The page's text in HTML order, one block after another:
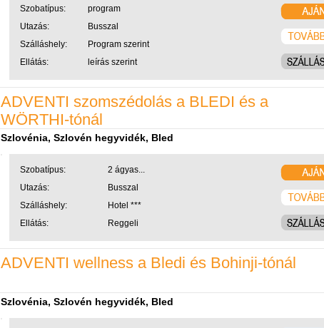
Szobatípus:
program
Utazás:
Busszal
Szálláshely:
Program szerint
Ellátás:
leírás szerint
ADVENTI szomszédolás a BLEDI és a
WÖRTHI-tónál
Szlovénia, Szlovén hegyvidék, Bled
Szobatípus:
2 ágyas...
Utazás:
Busszal
Szálláshely:
Hotel ***
Ellátás:
Reggeli
ADVENTI wellness a Bledi és Bohinji-tónál
Szlovénia, Szlovén hegyvidék, Bled